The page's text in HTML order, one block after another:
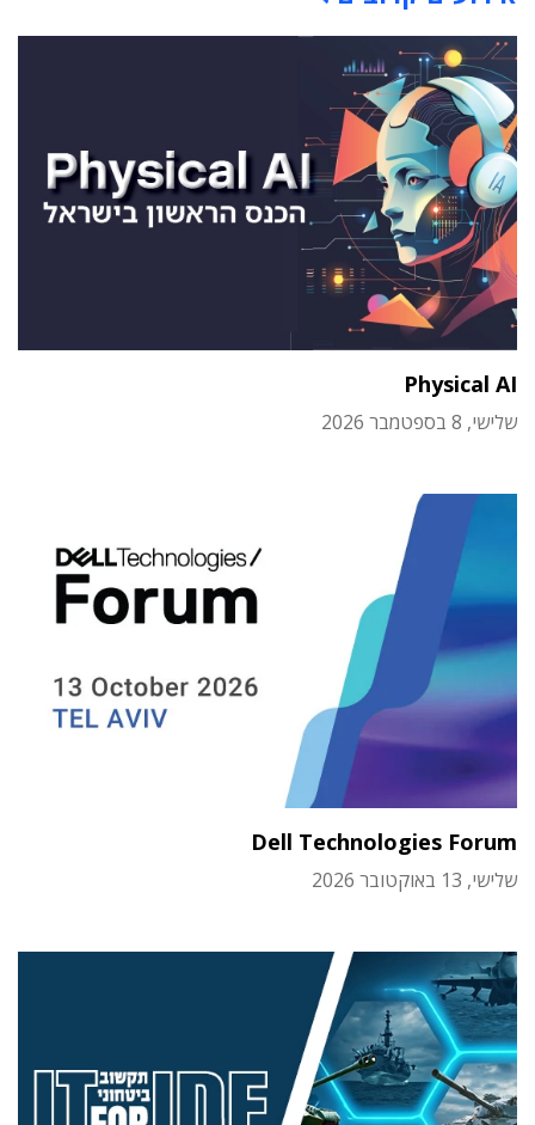
Physical AI
שלישי, 8 בספטמבר 2026
Dell Technologies Forum
שלישי, 13 באוקטובר 2026